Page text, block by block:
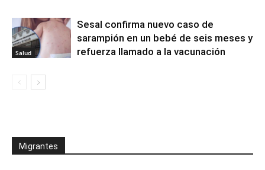
Salud
Sesal confirma nuevo caso de
sarampión en un bebé de seis meses y
refuerza llamado a la vacunación
Migrantes